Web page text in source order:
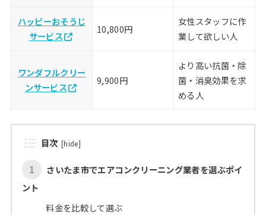
ハッピーおそうじ
サービス
10,800円
女性スタッフに作
業して欲しい人
ワンダフルクリー
ンサービス
9,900円
より高い抗菌・除
菌・消臭効果を求
める人
目次 [hide]
1
さいたま市でエアコンクリーニング業者を選ぶポイ
ント
料金を比較して選ぶ